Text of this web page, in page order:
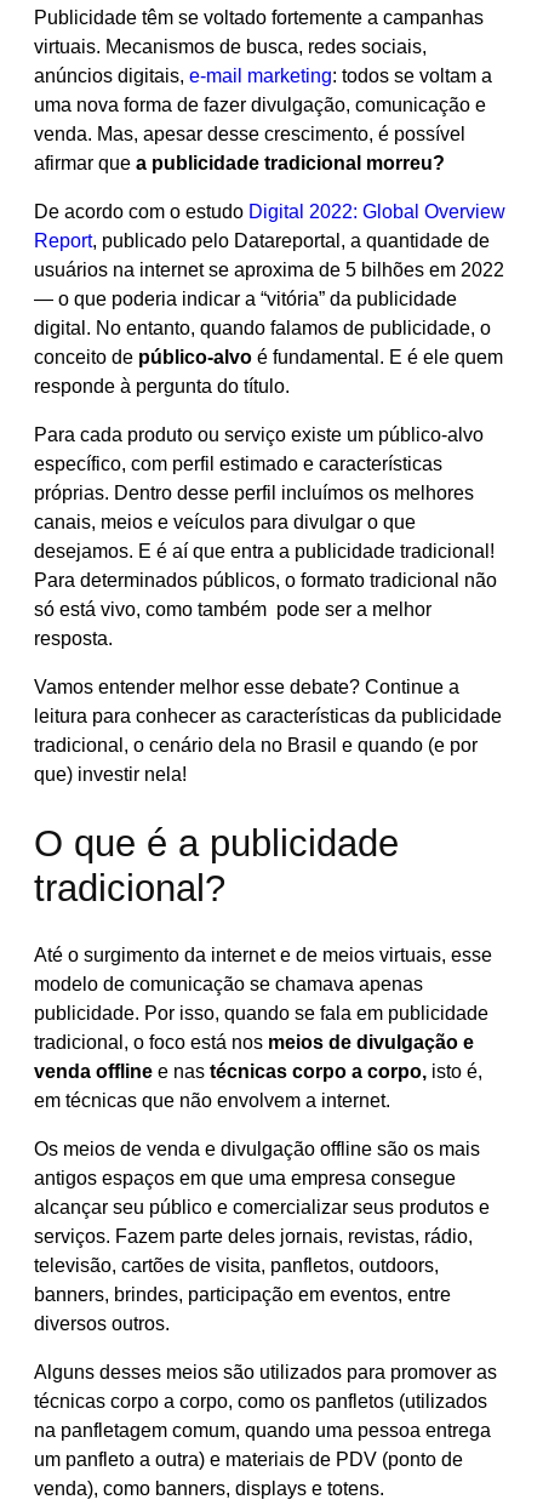
Publicidade têm se voltado fortemente a campanhas
virtuais. Mecanismos de busca, redes sociais,
anúncios digitais, e-mail marketing: todos se voltam a
uma nova forma de fazer divulgação, comunicação e
venda. Mas, apesar desse crescimento, é possível
afirmar que a publicidade tradicional morreu?
De acordo com o estudo Digital 2022: Global Overview
Report, publicado pelo Datareportal, a quantidade de
usuários na internet se aproxima de 5 bilhões em 2022
— o que poderia indicar a “vitória” da publicidade
digital. No entanto, quando falamos de publicidade, o
conceito de público-alvo é fundamental. E é ele quem
responde à pergunta do título.
Para cada produto ou serviço existe um público-alvo
específico, com perfil estimado e características
próprias. Dentro desse perfil incluímos os melhores
canais, meios e veículos para divulgar o que
desejamos. E é aí que entra a publicidade tradicional!
Para determinados públicos, o formato tradicional não
só está vivo, como também pode ser a melhor
resposta.
Vamos entender melhor esse debate? Continue a
leitura para conhecer as características da publicidade
tradicional, o cenário dela no Brasil e quando (e por
que) investir nela!
O que é a publicidade
tradicional?
Até o surgimento da internet e de meios virtuais, esse
modelo de comunicação se chamava apenas
publicidade. Por isso, quando se fala em publicidade
tradicional, o foco está nos meios de divulgação e
venda offline e nas técnicas corpo a corpo, isto é,
em técnicas que não envolvem a internet.
Os meios de venda e divulgação offline são os mais
antigos espaços em que uma empresa consegue
alcançar seu público e comercializar seus produtos e
serviços. Fazem parte deles jornais, revistas, rádio,
televisão, cartões de visita, panfletos, outdoors,
banners, brindes, participação em eventos, entre
diversos outros.
Alguns desses meios são utilizados para promover as
técnicas corpo a corpo, como os panfletos (utilizados
na panfletagem comum, quando uma pessoa entrega
um panfleto a outra) e materiais de PDV (ponto de
venda), como banners, displays e totens.